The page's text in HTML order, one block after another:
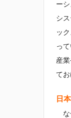
ー
シ
ッ
っ
産
て
日
な